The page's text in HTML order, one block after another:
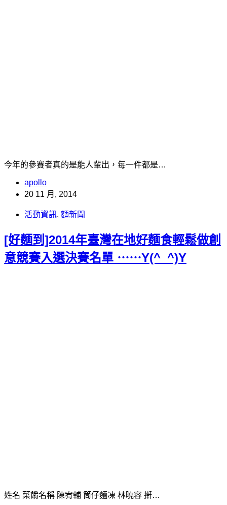
今年的參賽者真的是能人輩出，每一件都是…
apollo
20 11 月, 2014
活動資訊, 麵新聞
[好麵到]2014年臺灣在地好麵食輕鬆做創
意競賽入選決賽名單 ⋯⋯Y(^_^)Y
姓名 菜餚名稱 陳宥輔 筒仔麵凍 林曉容 搟…